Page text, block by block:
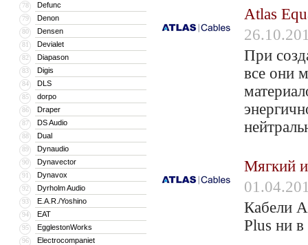
78 Defunc
79 Denon
80 Densen
81 Devialet
82 Diapason
83 Digis
84 DLS
85 dorpo
86 Draper
87 DS Audio
88 Dual
89 Dynaudio
90 Dynavector
91 Dynavox
92 Dyrholm Audio
93 E.A.R./Yoshino
94 EAT
95 EgglestonWorks
96 Electrocompaniet
Atlas
При
все они
Мягкий
Кабели
Plus ни